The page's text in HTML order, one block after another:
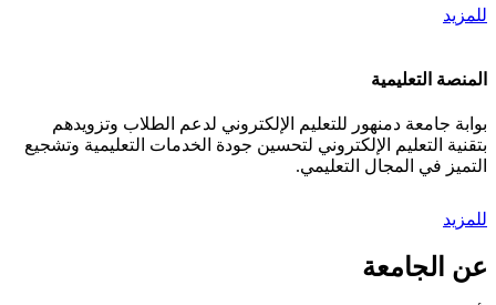
للمزيد
المنصة التعليمية
بوابة جامعة دمنهور للتعليم الإلكتروني لدعم الطلاب وتزويدهم
بتقنية التعليم الإلكتروني لتحسين جودة الخدمات التعليمية وتشجيع
التميز في المجال التعليمي.
للمزيد
عن الجامعة